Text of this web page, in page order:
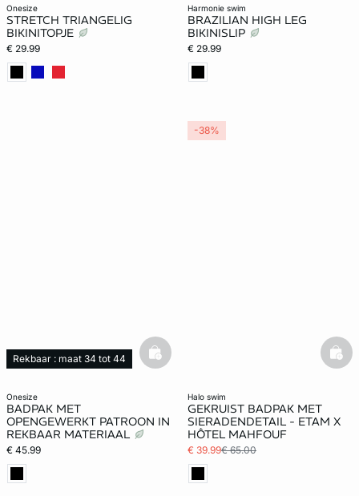
onesize
STRETCH TRIANGELIG
BIKINITOPJE
€ 29.99
harmonie swim
BRAZILIAN HIGH LEG
BIKINISLIP
€ 29.99
onesize
BADPAK MET
OPENGEWERKT PATROON IN
REKBAAR MATERIAAL
€ 45.99
Rekbaar : maat 34 tot 44 basketfull
halo swim
GEKRUIST BADPAK MET
SIERADENDETAIL - ETAM X
HÔTEL MAHFOUF
€ 39.99€ 65.00
-38%